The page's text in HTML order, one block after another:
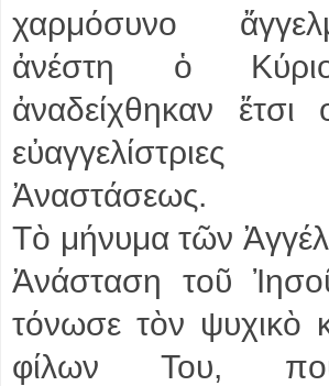
χαρμόσυνο
ἀνέστη ὁ
ἀναδείχθηκαν ἔτσι
Ἀναστάσεως.
Τὸ μήνυμα τῶν
Ἀνάσταση τοῦ
τόνωσε τὸν ψυχικὸ
φίλων Του,